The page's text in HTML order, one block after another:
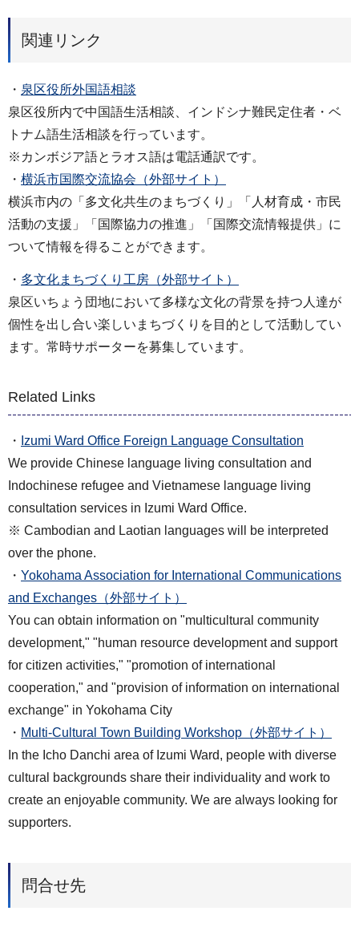
関連リンク
・ 泉区役所外国語相談
泉区役所内で中国語生活相談、インドシナ難民定住者・ベ
トナム語生活相談を行っています。
※カンボジア語とラオス語は電話通訳です。
・ 横浜市国際交流協会（外部サイト）
横浜市内の「多文化共生のまちづくり」「人材育成・市民
活動の支援」「国際協力の推進」「国際交流情報提供」に
ついて情報を得ることができます。
・ 多文化まちづくり工房（外部サイト）
泉区いちょう団地において多様な文化の背景を持つ人達が
個性を出し合い楽しいまちづくりを目的として活動してい
ます。常時サポーターを募集しています。
Related Links
・ Izumi Ward Office Foreign Language Consultation
We provide Chinese language living consultation and
Indochinese refugee and Vietnamese language living
consultation services in Izumi Ward Office.
※ Cambodian and Laotian languages will be interpreted
over the phone.
・ Yokohama Association for International Communications
and Exchanges（外部サイト）
You can obtain information on "multicultural community
development," "human resource development and support
for citizen activities," "promotion of international
cooperation," and "provision of information on international
exchange" in Yokohama City
・ Multi-Cultural Town Building Workshop（外部サイト）
In the Icho Danchi area of Izumi Ward, people with diverse
cultural backgrounds share their individuality and work to
create an enjoyable community. We are always looking for
supporters.
問合せ先